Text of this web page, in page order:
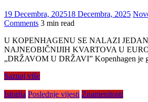
19 Decembra, 202518 Decembra, 2025
Comments 3 min read
U KOPENHAGENU SE NALAZI
NAJNEOBIČNIJIH KVARTOVA U
„DRŽAVOM U DRŽAVI” Kopenhagen je
Saznaj više
Istorija Poslednje vijesti Znamenitosti